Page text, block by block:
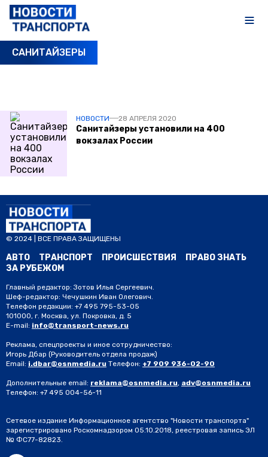
САНИТАЙЗЕРЫ
НОВОСТИ 28 АПРЕЛЯ 2020
Санитайзеры установили на 400
вокзалах России
© 2024 | ВСЕ ПРАВА ЗАЩИЩЕНЫ
АВТО ТРАНСПОРТ ПРОИСШЕСТВИЯ
ПРАВО ЗНАТЬ
ЗА РУБЕЖОМ
Главный редактор: Зотов Илья Сергеевич.
Шеф-редактор: Чечушкин Иван Олегович.
Телефон редакции: +7 495 795-53-05
101000, г. Москва, ул. Покровка, д. 5
E-mail: info@transport-news.ru
Реклама, спецпроекты и иное сотрудничество:
Игорь Дбар (Руководитель отдела продаж)
Email: i.dbar@osnmedia.ru Телефон: +7 909 936-02-90
Дополнительные email: reklama@osnmedia.ru, adv@osnmedia.ru
Телефон: +7 495 004-56-11
Сетевое издание Информационное агентство "Новости транспорта"
зарегистрировано Роскомнадзором 05.10.2018, реестровая запись ЭЛ
№ ФС77-82823.